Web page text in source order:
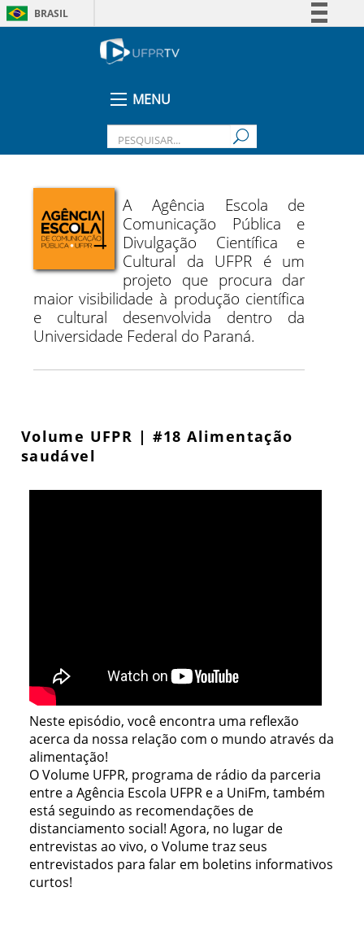
BRASIL
Legislação
MENU
A Agência Escola de
Comunicação Pública e
Divulgação Científica e
Cultural da UFPR é um
projeto que procura dar
maior visibilidade à produção científica
e cultural desenvolvida dentro da
Universidade Federal do Paraná.
Volume UFPR | #18 Alimentação
saudável
Neste episódio, você encontra uma reflexão
acerca da nossa relação com o mundo através da
alimentação!
O Volume UFPR, programa de rádio da parceria
entre a Agência Escola UFPR e a UniFm, também
está seguindo as recomendações de
distanciamento social! Agora, no lugar de
entrevistas ao vivo, o Volume traz seus
entrevistados para falar em boletins informativos
curtos!